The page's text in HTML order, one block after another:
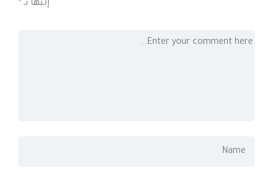
إليها بـ *